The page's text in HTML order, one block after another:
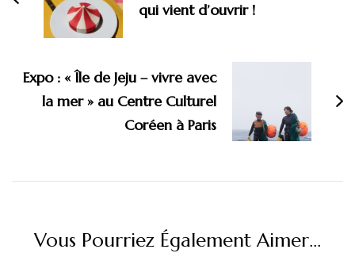
qui vient d’ouvrir !
Expo : « Île de Jeju – vivre avec
la mer » au Centre Culturel
Coréen à Paris
Vous Pourriez Également Aimer...